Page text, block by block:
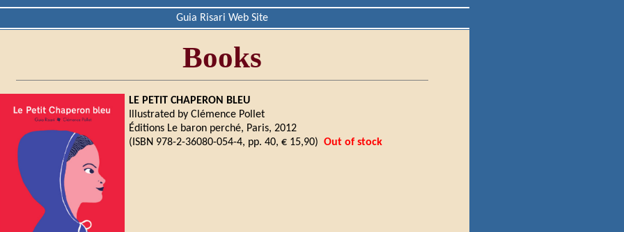
Guia Risari Web Site
Books
LE PETIT CHAPERON BLEU
Illustrated by Clémence Pollet
Éditions Le baron perché, Paris, 2012
(ISBN 978-2-36080-054-4, pp. 40, € 15,90) Out of stock